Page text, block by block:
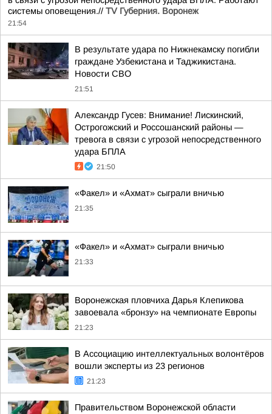
системы оповещения.// TV Губерния. Воронеж
21:54
В результате удара по Нижнекамску погибли
граждане Узбекистана и Таджикистана.
Новости СВО
21:51
Александр Гусев: Внимание! Лискинский,
Острогожский и Россошанский районы —
тревога в связи с угрозой непосредственного
удара БПЛА
21:50
«Факел» и «Ахмат» сыграли вничью
21:35
«Факел» и «Ахмат» сыграли вничью
21:33
Воронежская пловчиха Дарья Клепикова
завоевала «бронзу» на чемпионате Европы
21:23
В Ассоциацию интеллектуальных волонтёров
вошли эксперты из 23 регионов
21:23
Правительством Воронежской области